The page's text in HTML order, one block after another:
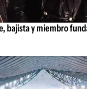
bajista y miembro